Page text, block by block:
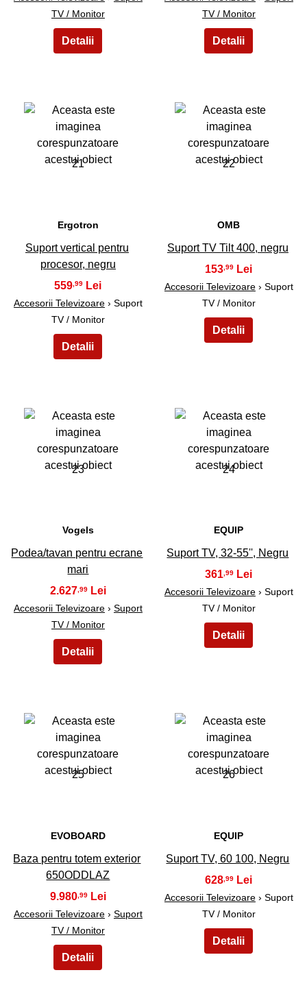
TV / Monitor
TV / Monitor
21
Ergotron
Suport vertical pentru
procesor, negru
559,99
Accesorii Televizoare› Suport
TV / Monitor
22
OMB
Suport TV Tilt 400, negru
153,99
Accesorii Televizoare› Suport
TV / Monitor
23
Vogels
Podea/tavan pentru ecrane
mari
2.627,99
Accesorii Televizoare› Suport
TV / Monitor
24
EQUIP
Suport TV, 32-55'', Negru
361 ,99
Accesorii Televizoare› Suport
TV / Monitor
25
EVOBOARD
Baza pentru totem exterior
650ODDLAZ
9.980,99
Accesorii Televizoare› Suport
TV / Monitor
26
EQUIP
Suport TV, 60 100, Negru
628 ,99
Accesorii Televizoare› Suport
TV / Monitor